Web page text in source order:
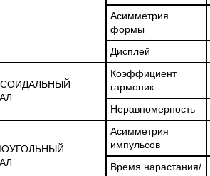
Асимметрия
формы
Дисплей
Коэффициент
гармоник
Неравномерность
Асимметрия
импульсов
Время нарастания/